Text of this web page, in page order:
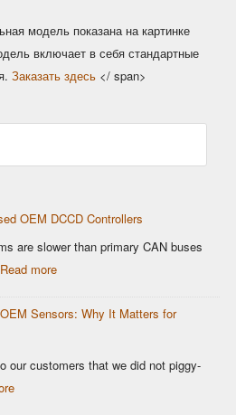
модель показана на картинке
включает в себя стандартные
Заказать здесь </ span>
OEM DCCD Controllers
are slower than primary CAN buses
Read more:
of
Sensors: Why It Matters for
our customers that we did not piggy-
: